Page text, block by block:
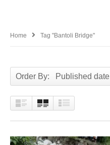
Home Tag "Bantoli Bridge"
Order By: Published date